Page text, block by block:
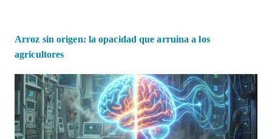
Arroz sin origen: la opacidad que arruina a los
agricultores